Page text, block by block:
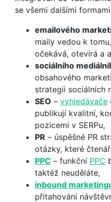
se všemi dalšími
emailového
maily vedou k
očekává, otevírá a
sociálního
obsahového
strategii sociálních
SEO – vyhledávače
publikují kvalitní,
pozicemi v SERPu,
PR – úspěšné PR
otázky, které
PPC – funkční PPC
taktéž neuděláte,
inbound
přitahování